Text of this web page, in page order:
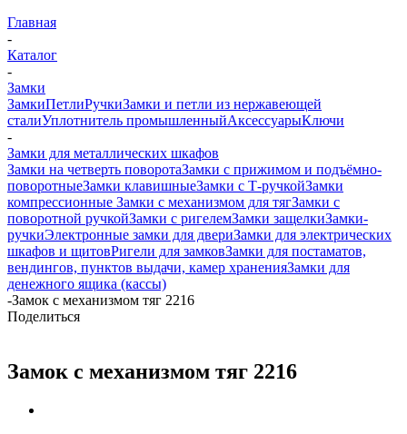
Главная
-
Каталог
-
Замки
ЗамкиПетлиРучкиЗамки и петли из нержавеющей
сталиУплотнитель промышленныйАксессуарыКлючи
-
Замки для металлических шкафов
Замки на четверть поворотаЗамки с прижимом и подъёмно-
поворотныеЗамки клавишныеЗамки с Т-ручкойЗамки
компрессионные Замки с механизмом для тягЗамки с
поворотной ручкойЗамки с ригелемЗамки защелкиЗамки-
ручкиЭлектронные замки для двериЗамки для электрических
шкафов и щитовРигели для замковЗамки для постаматов,
вендингов, пунктов выдачи, камер храненияЗамки для
денежного ящика (кассы)
-Замок с механизмом тяг 2216
Поделиться
Замок с механизмом тяг 2216